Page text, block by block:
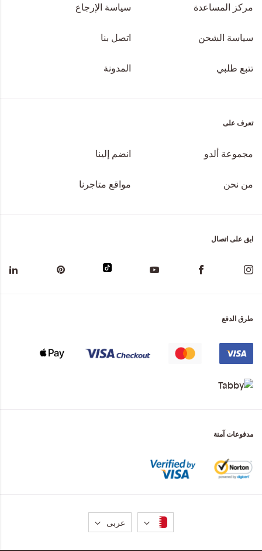
مركز المساعدة سياسة الإرجاع
سياسة الشحن اتصل بنا
تتبع طلبي المدونة
تعرف على
مجموعة ألدو انضم إلينا
من نحن مواقع متاجرنا
ابق على اتصال
طرق الدفع
مدفوعات آمنة
لغة
عربى